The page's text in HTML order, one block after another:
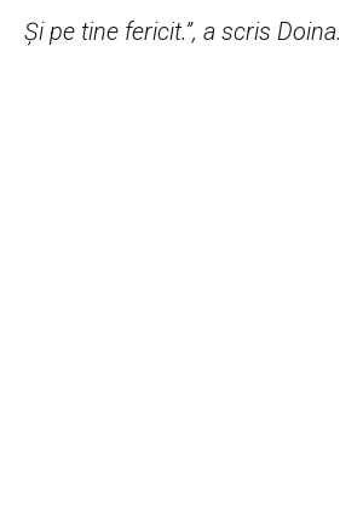
Și pe tine fericit.”, a scris Doina.